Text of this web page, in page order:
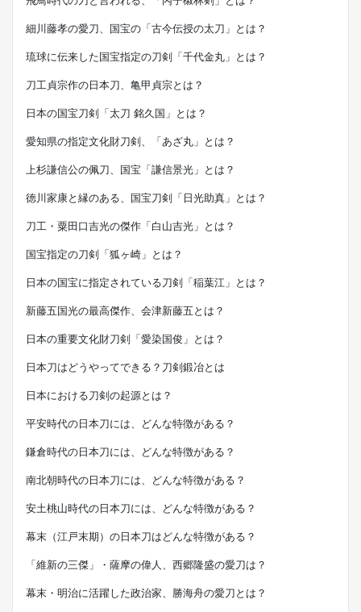
細川藤孝の愛刀、国宝の「古今伝授の太刀」とは？
琉球に伝来した国宝指定の刀剣「千代金丸」とは？
刀工貞宗作の日本刀、亀甲貞宗とは？
日本の国宝刀剣「太刀 銘久国」とは？
愛知県の指定文化財刀剣、「あざ丸」とは？
上杉謙信公の佩刀、国宝「謙信景光」とは？
徳川家康と縁のある、国宝刀剣「日光助真」とは？
刀工・粟田口吉光の傑作「白山吉光」とは？
国宝指定の刀剣「狐ヶ崎」とは？
日本の国宝に指定されている刀剣「稲葉江」とは？
新藤五国光の最高傑作、会津新藤五とは？
日本の重要文化財刀剣「愛染国俊」とは？
日本刀はどうやってできる？刀剣鍛冶とは
日本における刀剣の起源とは？
平安時代の日本刀には、どんな特徴がある？
鎌倉時代の日本刀には、どんな特徴がある？
南北朝時代の日本刀には、どんな特徴がある？
安土桃山時代の日本刀には、どんな特徴がある？
幕末（江戸末期）の日本刀はどんな特徴がある？
「維新の三傑」・薩摩の偉人、西郷隆盛の愛刀は？
幕末・明治に活躍した政治家、勝海舟の愛刀とは？